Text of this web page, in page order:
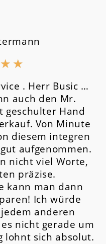
★ ★
. Herr Busic …
auch den Mr.
Hand
Von Minute
diesem integren
aufgenommen.
nicht viel Worte,
präzise.
kann man dann
Ich würde
anderen
nicht gerade um
lohnt sich absolut.